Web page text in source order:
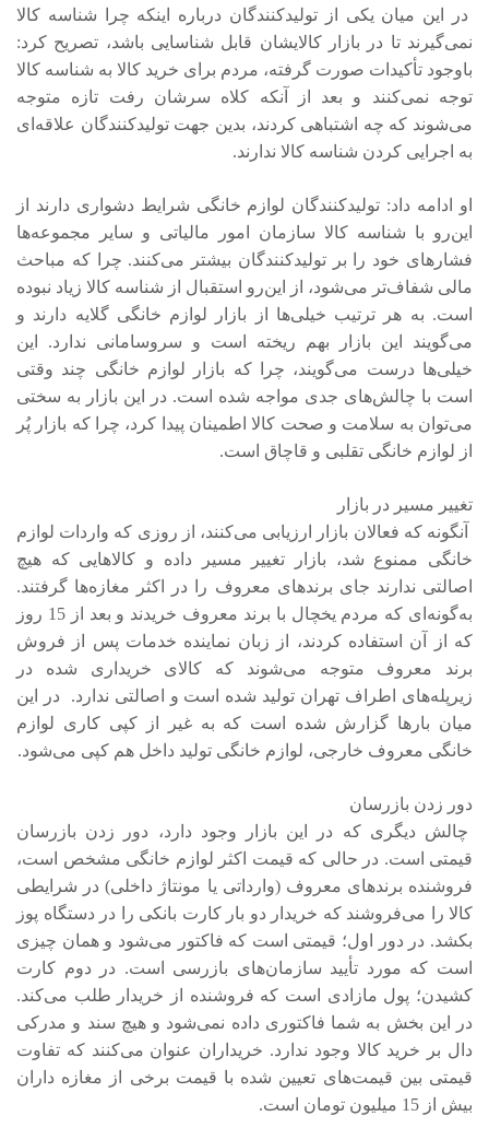
در این میان یکی از تولیدکنندگان درباره اینکه چرا شناسه کالا
نمی‌گیرند تا در بازار کالایشان قابل شناسایی باشد، تصریح کرد:
باوجود تأکیدات صورت گرفته، مردم برای خرید کالا به شناسه کالا
توجه نمی‌کنند و بعد از آنکه کلاه سرشان رفت تازه متوجه
می‌شوند که چه اشتباهی کردند، بدین جهت تولیدکنندگان علاقه‌ای
به اجرایی کردن شناسه کالا ندارند.
او ادامه داد: تولیدکنندگان لوازم خانگی شرایط دشواری دارند از
این‌رو با شناسه کالا سازمان امور مالیاتی و سایر مجموعه‌ها
فشارهای خود را بر تولیدکنندگان بیشتر می‌کنند. چرا که مباحث
مالی شفاف‌تر می‌شود، از این‌رو استقبال از شناسه کالا زیاد نبوده
است. به هر ترتیب خیلی‌ها از بازار لوازم خانگی گلایه دارند و
می‌گویند این بازار بهم ریخته است و سروسامانی ندارد. این
خیلی‌ها درست می‌گویند، چرا که بازار لوازم خانگی چند وقتی
است با چالش‌های جدی مواجه شده است. در این بازار به سختی
می‌توان به سلامت و صحت کالا اطمینان پیدا کرد، چرا که بازار پُر
از لوازم خانگی تقلبی و قاچاق است.
تغییر مسیر در بازار
آنگونه که فعالان بازار ارزیابی می‌کنند، از روزی که واردات لوازم
خانگی ممنوع شد، بازار تغییر مسیر داده و کالاهایی که هیچ
اصالتی ندارند جای برندهای معروف را در اکثر مغازه‌ها گرفتند.
به‌گونه‌ای که مردم یخچال با برند معروف خریدند و بعد از 15 روز
که از آن استفاده کردند، از زبان نماینده خدمات پس از فروش
برند معروف متوجه می‌شوند که کالای خریداری شده در
زیرپله‌های اطراف تهران تولید شده است و اصالتی ندارد. در این
میان بارها گزارش شده است که به غیر از کپی کاری لوازم
خانگی معروف خارجی، لوازم خانگی تولید داخل هم کپی می‌شود.
دور زدن بازرسان
چالش دیگری که در این بازار وجود دارد، دور زدن بازرسان
قیمتی است. در حالی که قیمت اکثر لوازم خانگی مشخص است،
فروشنده برندهای معروف (وارداتی یا مونتاژ داخلی) در شرایطی
کالا را می‌فروشند که خریدار دو بار کارت بانکی را در دستگاه پوز
بکشد. در دور اول؛ قیمتی است که فاکتور می‌شود و همان چیزی
است که مورد تأیید سازمان‌های بازرسی است. در دوم کارت
کشیدن؛ پول مازادی است که فروشنده از خریدار طلب می‌کند.
در این بخش به شما فاکتوری داده نمی‌شود و هیچ سند و مدرکی
دال بر خرید کالا وجود ندارد. خریداران عنوان می‌کنند که تفاوت
قیمتی بین قیمت‌های تعیین شده با قیمت برخی از مغازه داران
بیش از 15 میلیون تومان است.